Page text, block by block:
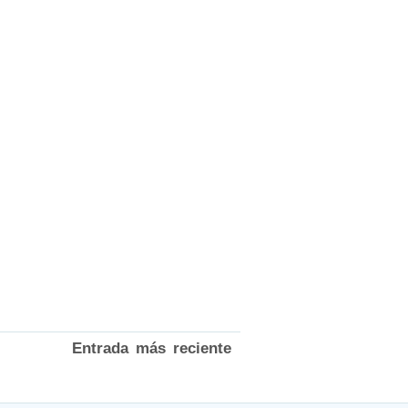
Entrada más reciente